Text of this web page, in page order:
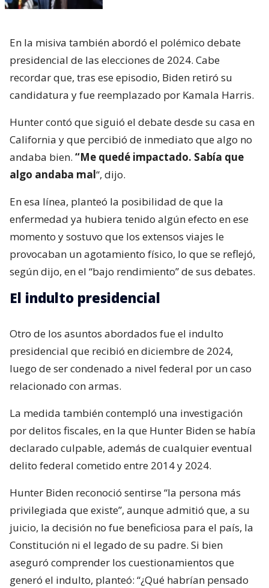
En la misiva también abordó el polémico debate
presidencial de las elecciones de 2024. Cabe
recordar que, tras ese episodio, Biden retiró su
candidatura y fue reemplazado por Kamala Harris.
Hunter contó que siguió el debate desde su casa en
California y que percibió de inmediato que algo no
andaba bien. “Me quedé impactado. Sabía que
algo andaba mal“, dijo.
En esa línea, planteó la posibilidad de que la
enfermedad ya hubiera tenido algún efecto en ese
momento y sostuvo que los extensos viajes le
provocaban un agotamiento físico, lo que se reflejó,
según dijo, en el “bajo rendimiento” de sus debates.
El indulto presidencial
Otro de los asuntos abordados fue el indulto
presidencial que recibió en diciembre de 2024,
luego de ser condenado a nivel federal por un caso
relacionado con armas.
La medida también contempló una investigación
por delitos fiscales, en la que Hunter Biden se había
declarado culpable, además de cualquier eventual
delito federal cometido entre 2014 y 2024.
Hunter Biden reconoció sentirse “la persona más
privilegiada que existe”, aunque admitió que, a su
juicio, la decisión no fue beneficiosa para el país, la
Constitución ni el legado de su padre. Si bien
aseguró comprender los cuestionamientos que
generó el indulto, planteó: “¿Qué habrían pensado